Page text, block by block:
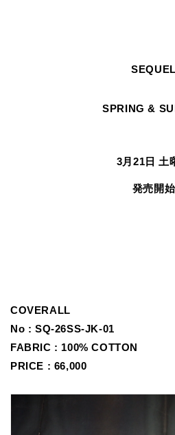
SEQUEL
SPRING &
3月21日 土
発売開始
COVERALL
No : SQ-26SS-JK-01
FABRIC : 100% COTTON
PRICE : 66,000